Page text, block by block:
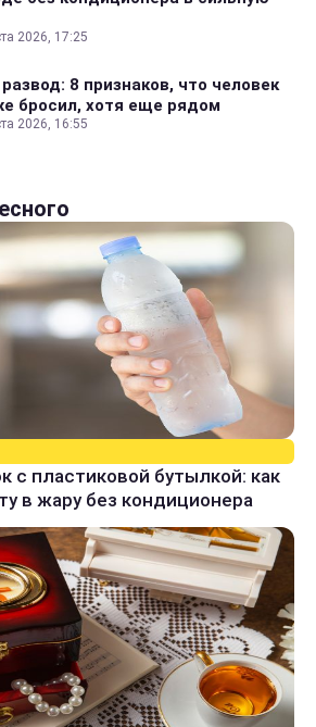
2026, 17:25
8 признаков, что человек
бросил, хотя еще рядом
2026, 16:55
с пластиковой бутылкой: как
в жару без кондиционера